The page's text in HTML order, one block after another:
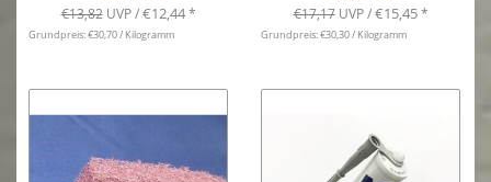
€13,82 UVP /€12,44 *
Grundpreis: €30,70 / Kilogramm
€17,17 UVP /€15,45 *
Grundpreis: €30,30 / Kilogramm